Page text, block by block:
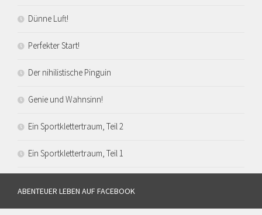
Dünne Luft!
Perfekter Start!
Der nihilistische Pinguin
Genie und Wahnsinn!
Ein Sportklettertraum, Teil 2
Ein Sportklettertraum, Teil 1
ABENTEUER LEBEN AUF FACEBOOK